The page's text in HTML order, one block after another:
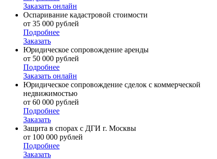
Заказать онлайн
Оспаривание кадастровой стоимости
от 35 000 рублей
Подробнее
Заказать
Юридическое сопровождение аренды
от 50 000 рублей
Подробнее
Заказать онлайн
Юридическое сопровождение сделок с коммерческой
недвижимостью
от 60 000 рублей
Подробнее
Заказать
Защита в спорах с ДГИ г. Москвы
от 100 000 рублей
Подробнее
Заказать